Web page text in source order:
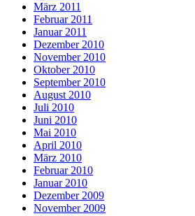
März 2011
Februar 2011
Januar 2011
Dezember 2010
November 2010
Oktober 2010
September 2010
August 2010
Juli 2010
Juni 2010
Mai 2010
April 2010
März 2010
Februar 2010
Januar 2010
Dezember 2009
November 2009